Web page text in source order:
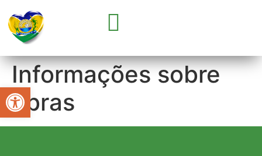
Informações sobre
obras
Abrir a barra de ferramentas